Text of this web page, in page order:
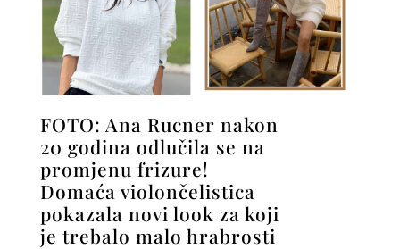
FOTO: Ana Rucner nakon
20 godina odlučila se na
promjenu frizure!
Domaća violončelistica
pokazala novi look za koji
je trebalo malo hrabrosti